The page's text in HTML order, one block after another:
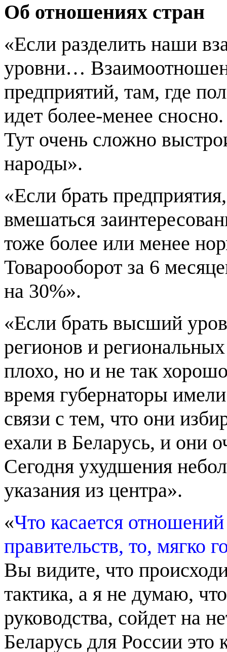
Об отношениях стран
«Если разделить наши
уровни…
предприятий, там, где
идет более-менее
Тут очень сложно
народы».
«Если брать
вмешаться
тоже более или менее
Товарооборот за 6
на 30%».
«Если брать высший
регионов и
плохо, но и не так
время губернаторы
связи с тем, что они
ехали в Беларусь, и они
Сегодня ухудшения
указания из центра».
«Что касается
правительств, то, мягко
Вы видите, что
тактика, а я не думаю,
руководства, сойдет на
Беларусь для России это